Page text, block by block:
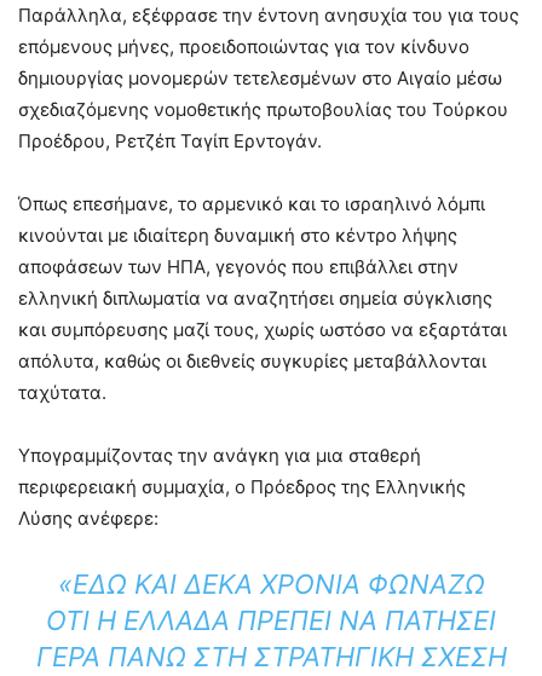
Παράλληλα, εξέφρασε την έντονη ανησυχία του για τους
επόμενους μήνες, προειδοποιώντας για τον κίνδυνο
δημιουργίας μονομερών τετελεσμένων στο Αιγαίο μέσω
σχεδιαζόμενης νομοθετικής πρωτοβουλίας του Τούρκου
Προέδρου, Ρετζέπ Ταγίπ Ερντογάν.
Όπως επεσήμανε, το αρμενικό και το ισραηλινό λόμπι
κινούνται με ιδιαίτερη δυναμική στο κέντρο λήψης
αποφάσεων των ΗΠΑ, γεγονός που επιβάλλει στην
ελληνική διπλωματία να αναζητήσει σημεία σύγκλισης
και συμπόρευσης μαζί τους, χωρίς ωστόσο να εξαρτάται
απόλυτα, καθώς οι διεθνείς συγκυρίες μεταβάλλονται
ταχύτατα.
Υπογραμμίζοντας την ανάγκη για μια σταθερή
περιφερειακή συμμαχία, ο Πρόεδρος της Ελληνικής
Λύσης ανέφερε:
«ΕΔΏ ΚΑΙ ΔΈΚΑ ΧΡΌΝΙΑ ΦΩΝΆΖΩ
ΌΤΙ Η ΕΛΛΆΔΑ ΠΡΈΠΕΙ ΝΑ ΠΑΤΉΣΕΙ
ΓΕΡΆ ΠΆΝΩ ΣΤΗ ΣΤΡΑΤΗΓΙΚΉ ΣΧΈΣΗ